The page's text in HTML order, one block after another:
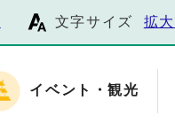
文字サイズ 拡大
イベント・観光